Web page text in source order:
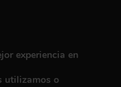
experiencia en
utilizamos o